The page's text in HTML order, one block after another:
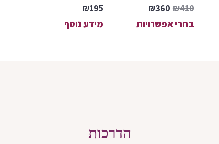
₪195
מידע נוסף
₪410
₪360
בחרי אפשרויות
הדרכות